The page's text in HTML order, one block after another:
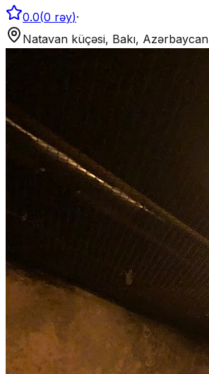
0.0(0 rəy)·
Natavan küçəsi, Bakı, Azərbaycan